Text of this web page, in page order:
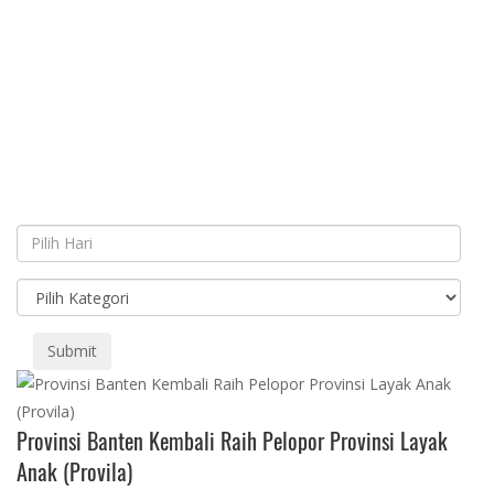
Submit
Provinsi Banten Kembali Raih Pelopor Provinsi Layak
Anak (Provila)